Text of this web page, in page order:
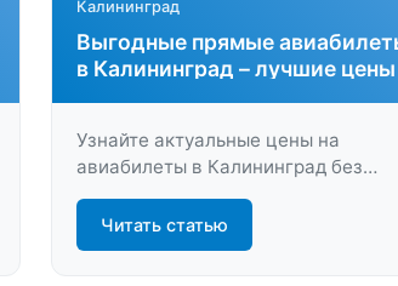
Калининград
Выгодные прямые
в Калининград – лучшие цены
Узнайте актуальные цены на
авиабилеты в Калининград без
пересадок. Сравните предложения,
найдите прямой рейс по выгодной
стоимости и забронируйте билет
Читать статью